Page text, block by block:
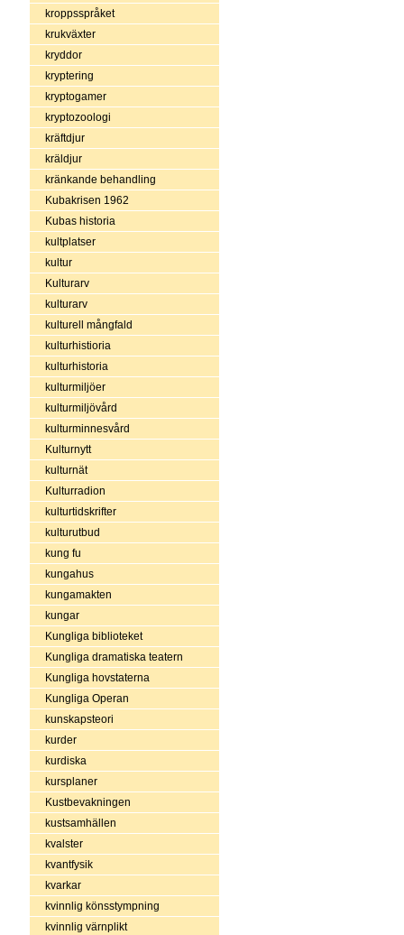
kroppsspråket
krukväxter
kryddor
kryptering
kryptogamer
kryptozoologi
kräftdjur
kräldjur
kränkande behandling
Kubakrisen 1962
Kubas historia
kultplatser
kultur
Kulturarv
kulturarv
kulturell mångfald
kulturhistioria
kulturhistoria
kulturmiljöer
kulturmiljövård
kulturminnesvård
Kulturnytt
kulturnät
Kulturradion
kulturtidskrifter
kulturutbud
kung fu
kungahus
kungamakten
kungar
Kungliga biblioteket
Kungliga dramatiska teatern
Kungliga hovstaterna
Kungliga Operan
kunskapsteori
kurder
kurdiska
kursplaner
Kustbevakningen
kustsamhällen
kvalster
kvantfysik
kvarkar
kvinnlig könsstympning
kvinnlig värnplikt